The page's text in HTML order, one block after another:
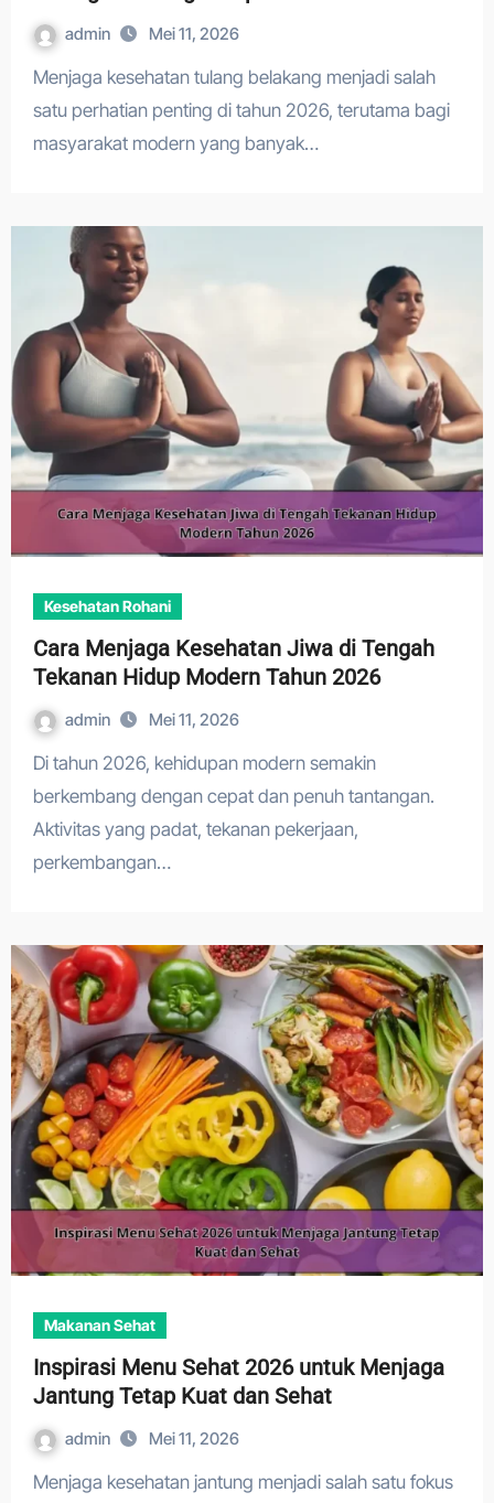
admin Mei 11, 2026
Menjaga kesehatan tulang belakang menjadi salah
satu perhatian penting di tahun 2026, terutama bagi
masyarakat modern yang banyak…
Kesehatan Rohani
Cara Menjaga Kesehatan Jiwa di Tengah
Tekanan Hidup Modern Tahun 2026
admin Mei 11, 2026
Di tahun 2026, kehidupan modern semakin
berkembang dengan cepat dan penuh tantangan.
Aktivitas yang padat, tekanan pekerjaan,
perkembangan…
Makanan Sehat
Inspirasi Menu Sehat 2026 untuk Menjaga
Jantung Tetap Kuat dan Sehat
admin Mei 11, 2026
Menjaga kesehatan jantung menjadi salah satu fokus